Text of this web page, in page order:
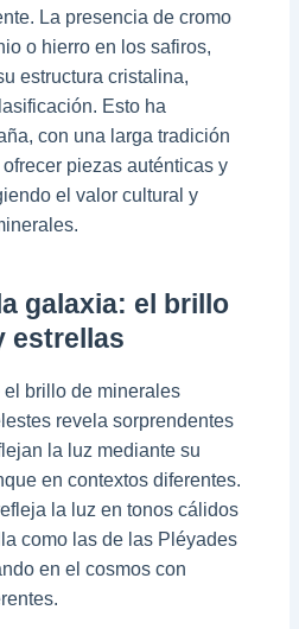
La presencia de cromo
o hierro en los safiros,
estructura cristalina,
Esto ha
con una larga tradición
piezas auténticas y
el valor cultural y
galaxia: el brillo
estrellas
el brillo de minerales
revela sorprendentes
la luz mediante su
en contextos diferentes.
la luz en tonos cálidos
como las de las Pléyades
en el cosmos con